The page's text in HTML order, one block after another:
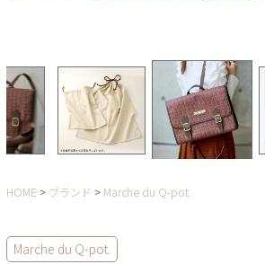
HOME ブランド Marche du Q-pot.
Marche du Q-pot.